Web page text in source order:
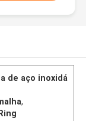
de aço inoxidá
,